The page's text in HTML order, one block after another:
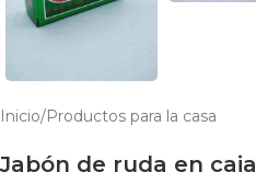
Inicio/Productos para la casa
Jabón de ruda en caja